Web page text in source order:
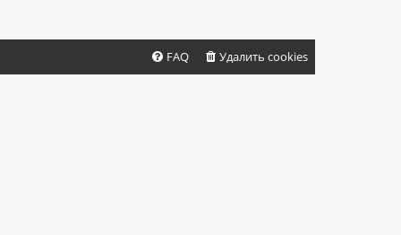
Удалить cookies
FAQ